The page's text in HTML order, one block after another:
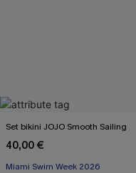
Set bikini JOJO Smooth Sailing
40,00 €
Miami Swim Week 2026